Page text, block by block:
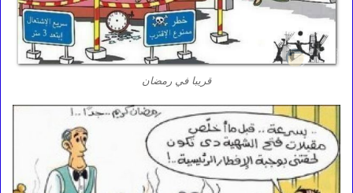
قريبا في رمضان